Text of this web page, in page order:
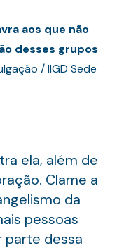
aos que não
desses grupos
/ IIGD Sede
ela, além de
Clame a
da
pessoas
parte dessa